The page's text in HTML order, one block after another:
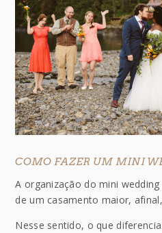
COMO FAZER UM MINI
A organização do mini
de um casamento maior,
Nesse sentido, o que